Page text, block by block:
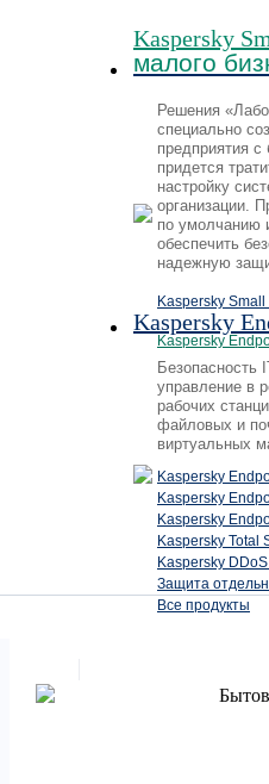
Kaspersky
малого
Решения
специально
предприятия
придется
настройку
организации.
по умолчанию
обеспечить
надежную
Kaspersky
Kaspersky
Kaspersky
Безопасность
управление в
рабочих
файловых и
виртуальных
Kaspersky
Kaspersky
Kaspersky
Kaspersky Total
Kaspersky
Защита
Все продукты